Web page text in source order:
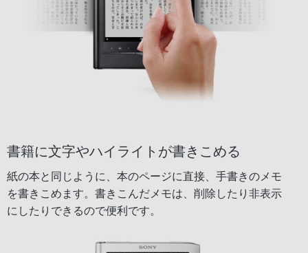
書籍に文字やハイライトが書きこめる
紙の本と同じように、本のページに直接、手書きのメモ
を書きこめます。書きこんだメモは、削除したり非表示
にしたりできるので便利です。